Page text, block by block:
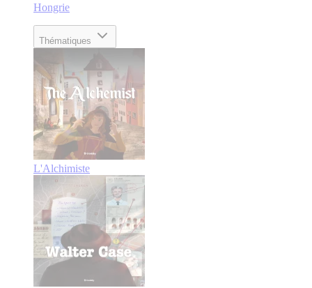
Hongrie
Thématiques
L'Alchimiste